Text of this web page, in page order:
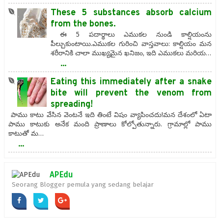
These 5 substances absorb calcium
from the bones.
ఈ 5 పదార్థాలు ఎముకల నుండి కాల్షియంను
పీల్చుకుంటాయి.ఎముకల గురించి వాస్తవాలు: కాల్షియం మన
శరీరానికి చాలా ముఖ్యమైన ఖనిజం, ఇది ఎముకలు మరియ…
...
Eating this immediately after a snake
bite will prevent the venom from
spreading!
పాము కాటు వేసిన వెంటనే ఇది తింటే విషం వ్యాపించదు!మన దేశంలో ఏటా
పాము కాటుకు అనేక మంది ప్రాణాలు కోల్పోతున్నారు. గ్రామాల్లో పాము
కాటుతో మ…
...
APEdu
Seorang Blogger pemula yang sedang belajar